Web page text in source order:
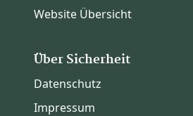
Website Übersicht
Über Sicherheit
Datenschutz
Impressum